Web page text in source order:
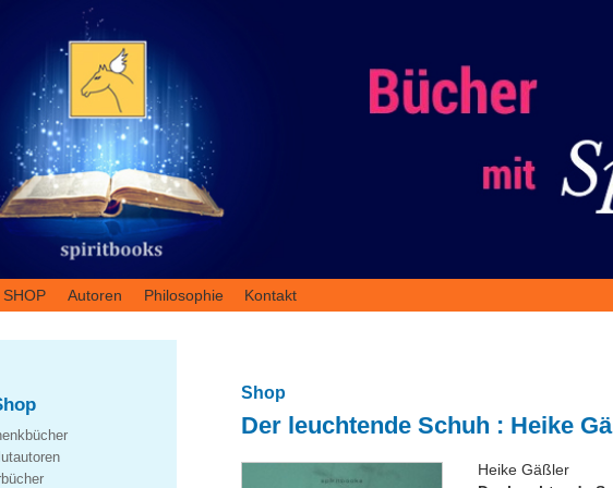
SHOP Autoren Philosophie Kontakt
Shop
Der leuchtende Schuh : Heike
Heike Gäßler